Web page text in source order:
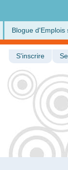
Blogue d'Emplois
S'inscrire